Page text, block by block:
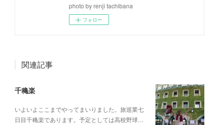
photo by renji tachibana
フォロー
関連記事
千穐楽
いよいよここまでやってまいりました。旅巡業七
日目千穐楽であります。予定としては高校野球…